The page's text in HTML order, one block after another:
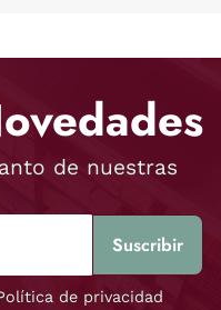
de nuestras
de privacidad